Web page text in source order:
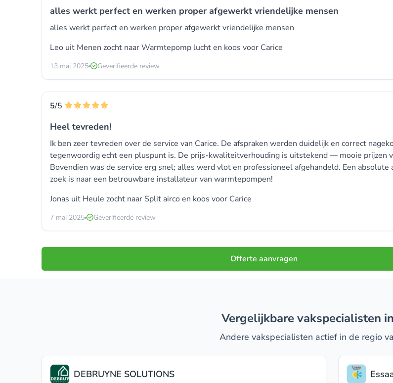
alles werkt perfect en werken proper afgewerkt vriendelijke mensen
alles werkt perfect en werken proper afgewerkt vriendelijke mensen
Leo uit Menen zocht naar Warmtepomp lucht en koos voor Carice
13 mai 2025 Geverifieerde review
5/5
Heel tevreden!
Ik ben zeer tevreden over de service van Carice. De afspraken werden duidelijk en correct
tegenwoordig echt een pluspunt is. De prijs-kwaliteitverhouding is uitstekend — mooie prijzen
Bovendien was de service erg snel; alles werd vlot en professioneel afgehandeld. Een absolute
zoek is naar een betrouwbare installateur van warmtepompen!
Jonas uit Heule zocht naar Split airco en koos voor Carice
7 mai 2025 Geverifieerde review
Offerte aanvragen
Vergelijkbare vakspecialisten
Andere vakspecialisten actief in de regio
DEBRUYNE SOLUTIONS